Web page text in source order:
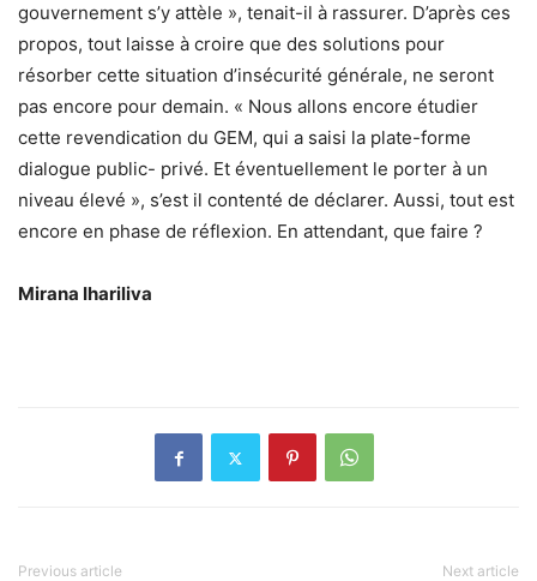
gouvernement s’y attèle », tenait-il à rassurer. D’après ces
propos, tout laisse à croire que des solutions pour
résorber cette situation d’insécurité générale, ne seront
pas encore pour demain. « Nous allons encore étudier
cette revendication du GEM, qui a saisi la plate-forme
dialogue public- privé. Et éventuellement le porter à un
niveau élevé », s’est il contenté de déclarer. Aussi, tout est
encore en phase de réflexion. En attendant, que faire ?
Mirana Ihariliva
Previous article Next article